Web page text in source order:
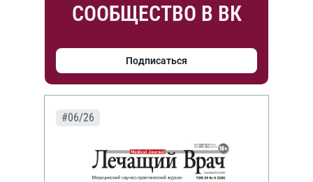
СООБЩЕСТВО В ВК
Подписаться
#06/26